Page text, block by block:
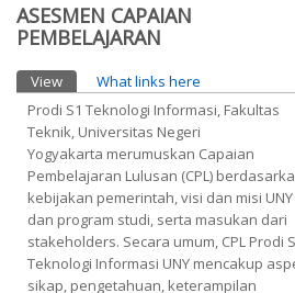
ASESMEN CAPAIAN
PEMBELAJARAN
Primary tabs
View (active tab)
What links here
Prodi S1 Teknologi Informasi, Fakultas
Teknik, Universitas Negeri
Yogyakarta merumuskan Capaian
Pembelajaran Lulusan (CPL)
kebijakan pemerintah, visi dan misi UNY
dan program studi, serta masukan dari
stakeholders. Secara umum, CPL Prodi
Teknologi Informasi UNY mencakup
sikap, pengetahuan, keterampilan